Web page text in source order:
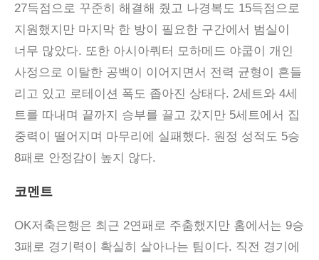
27득점으로 꾸준히 해결해 줬고 나경복도 15득점으로
지원했지만 마지막 한 방이 필요한 구간에서 범실이
너무 많았다. 또한 아시아쿼터 모하메드 야쿱이 개인
사정으로 이탈한 공백이 이어지면서 전력 균형이 흔들
리고 있고 로테이션 폭도 좁아진 상태다. 2세트와 4세
트를 따내며 끝까지 승부를 끌고 갔지만 5세트에서 집
중력이 떨어지며 마무리에 실패했다. 원정 성적도 5승
8패로 안정감이 높지 않다.
코멘트
OK저축은행은 최근 2연패로 주춤했지만 홈에서는 9승
3패로 경기력이 확실히 살아나는 팀이다. 직전 경기에